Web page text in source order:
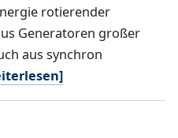
rotierender
Generatoren großer
aus synchron